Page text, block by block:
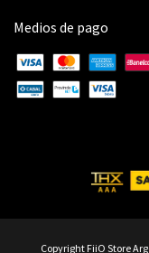
Medios de pago
Copyright FiiO Store